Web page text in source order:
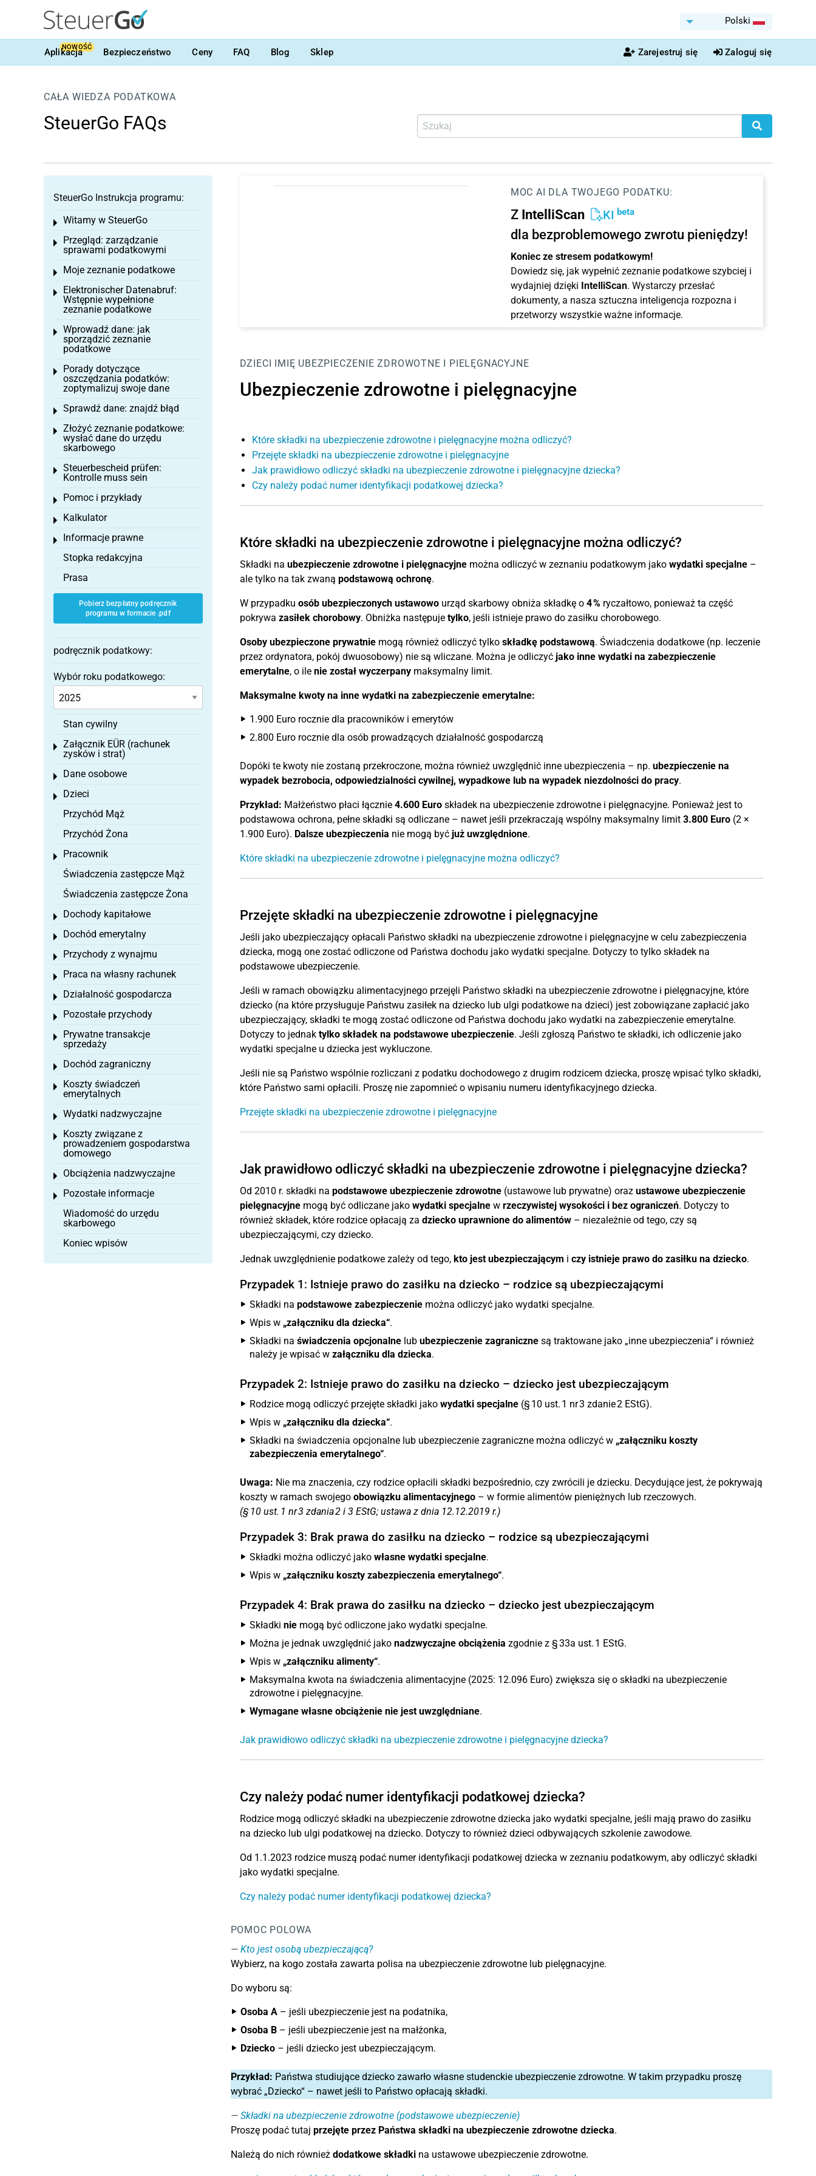
Polski
Aplikacja
NOWOŚĆ Bezpieczeństwo Ceny FAQ Blog Sklep Zarejestruj się Zaloguj się
CAŁA WIEDZA PODATKOWA
SteuerGo FAQs
MOC AI DLA TWOJEGO PODATKU:
Z IntelliScan KI beta
dla bezproblemowego zwrotu pieniędzy!
Koniec ze stresem podatkowym!
Dowiedz się, jak wypełnić zeznanie podatkowe szybciej i
wydajniej dzięki IntelliScan. Wystarczy przesłać
dokumenty, a nasza sztuczna inteligencja rozpozna i
przetworzy wszystkie ważne informacje.
DZIECI IMIĘ UBEZPIECZENIE ZDROWOTNE I PIELĘGNACYJNE
Ubezpieczenie zdrowotne i pielęgnacyjne
Które składki na ubezpieczenie zdrowotne i pielęgnacyjne można odliczyć?
Przejęte składki na ubezpieczenie zdrowotne i pielęgnacyjne
Jak prawidłowo odliczyć składki na ubezpieczenie zdrowotne i pielęgnacyjne dziecka?
Czy należy podać numer identyfikacji podatkowej dziecka?
Które składki na ubezpieczenie zdrowotne i pielęgnacyjne można odliczyć?
Składki na ubezpieczenie zdrowotne i pielęgnacyjnemożna odliczyć w zeznaniu podatkowym jako wydatki specjalne–
ale tylko na tak zwaną podstawową ochronę.
W przypadku osób ubezpieczonych ustawowourząd skarbowy obniża składkę o 4 %ryczałtowo, ponieważ ta część
pokrywa zasiłek chorobowy. Obniżka następuje tylko, jeśli istnieje prawo do zasiłku chorobowego.
Osoby ubezpieczone prywatniemogą również odliczyć tylko składkę podstawową. Świadczenia dodatkowe (np. leczenie
przez ordynatora, pokój dwuosobowy) nie są wliczane. Można je odliczyć jako inne wydatki na zabezpieczenie
emerytalne, o ile nie został wyczerpanymaksymalny limit.
Maksymalne kwoty na inne wydatki na zabezpieczenie emerytalne:
1.900 Euro rocznie dla pracowników i emerytów
2.800 Euro rocznie dla osób prowadzących działalność gospodarczą
Dopóki te kwoty nie zostaną przekroczone, można również uwzględnić inne ubezpieczenia – np. ubezpieczenie na
wypadek bezrobocia, odpowiedzialności cywilnej, wypadkowe lub na wypadek niezdolności do pracy.
Przykład: Małżeństwo płaci łącznie 4.600 Euroskładek na ubezpieczenie zdrowotne i pielęgnacyjne. Ponieważ jest to
podstawowa ochrona, pełne składki są odliczane – nawet jeśli przekraczają wspólny maksymalny limit 3.800 Euro(2 ×
1.900 Euro). Dalsze ubezpieczenia nie mogą być już uwzględnione.
Które składki na ubezpieczenie zdrowotne i pielęgnacyjne można odliczyć?
Przejęte składki na ubezpieczenie zdrowotne i pielęgnacyjne
Jeśli jako ubezpieczający opłacali Państwo składki na ubezpieczenie zdrowotne i pielęgnacyjne w celu zabezpieczenia
dziecka, mogą one zostać odliczone od Państwa dochodu jako wydatki specjalne. Dotyczy to tylko składek na
podstawowe ubezpieczenie.
Jeśli w ramach obowiązku alimentacyjnego przejęli Państwo składki na ubezpieczenie zdrowotne i pielęgnacyjne, które
dziecko (na które przysługuje Państwu zasiłek na dziecko lub ulgi podatkowe na dzieci) jest zobowiązane zapłacić jako
ubezpieczający, składki te mogą zostać odliczone od Państwa dochodu jako wydatki na zabezpieczenie emerytalne.
Dotyczy to jednak tylko składek na podstawowe ubezpieczenie. Jeśli zgłoszą Państwo te składki, ich odliczenie jako
wydatki specjalne u dziecka jest wykluczone.
Jeśli nie są Państwo wspólnie rozliczani z podatku dochodowego z drugim rodzicem dziecka, proszę wpisać tylko składki,
które Państwo sami opłacili. Proszę nie zapomnieć o wpisaniu numeru identyfikacyjnego dziecka.
Przejęte składki na ubezpieczenie zdrowotne i pielęgnacyjne
Jak prawidłowo odliczyć składki na ubezpieczenie zdrowotne i pielęgnacyjne dziecka?
Od 2010 r. składki na podstawowe ubezpieczenie zdrowotne(ustawowe lub prywatne) oraz ustawowe ubezpieczenie
pielęgnacyjnemogą być odliczane jako wydatki specjalnew rzeczywistej wysokości i bez ograniczeń. Dotyczy to
również składek, które rodzice opłacają za dziecko uprawnione do alimentów– niezależnie od tego, czy są
ubezpieczającymi, czy dziecko.
Jednak uwzględnienie podatkowe zależy od tego, kto jest ubezpieczającym i czy istnieje prawo do zasiłku na dziecko.
Przypadek 1: Istnieje prawo do zasiłku na dziecko – rodzice są ubezpieczającymi
Składki na podstawowe zabezpieczeniemożna odliczyć jako wydatki specjalne.
Wpis w „załączniku dla dziecka“.
Składki na świadczenia opcjonalnelub ubezpieczenie zagranicznesą traktowane jako „inne ubezpieczenia“ i również
należy je wpisać w załączniku dla dziecka.
Przypadek 2: Istnieje prawo do zasiłku na dziecko – dziecko jest ubezpieczającym
Rodzice mogą odliczyć przejęte składki jako wydatki specjalne(§ 10 ust. 1 nr 3 zdanie 2 EStG).
Wpis w „załączniku dla dziecka“.
Składki na świadczenia opcjonalne lub ubezpieczenie zagraniczne można odliczyć w „załączniku koszty
zabezpieczenia emerytalnego“.
Uwaga: Nie ma znaczenia, czy rodzice opłacili składki bezpośrednio, czy zwrócili je dziecku. Decydujące jest, że pokrywają
koszty w ramach swojego obowiązku alimentacyjnego– w formie alimentów pieniężnych lub rzeczowych.
(§ 10 ust. 1 nr 3 zdania 2 i 3 EStG; ustawa z dnia 12.12.2019 r.)
Przypadek 3: Brak prawa do zasiłku na dziecko – rodzice są ubezpieczającymi
Składki można odliczyć jako własne wydatki specjalne.
Wpis w „załączniku koszty zabezpieczenia emerytalnego“.
Przypadek 4: Brak prawa do zasiłku na dziecko – dziecko jest ubezpieczającym
Składki niemogą być odliczone jako wydatki specjalne.
Można je jednak uwzględnić jako nadzwyczajne obciążenia zgodnie z § 33a ust. 1 EStG.
Wpis w „załączniku alimenty“.
Maksymalna kwota na świadczenia alimentacyjne (2025: 12.096 Euro) zwiększa się o składki na ubezpieczenie
zdrowotne i pielęgnacyjne.
Wymagane własne obciążenie nie jest uwzględniane.
Jak prawidłowo odliczyć składki na ubezpieczenie zdrowotne i pielęgnacyjne dziecka?
Czy należy podać numer identyfikacji podatkowej dziecka?
Rodzice mogą odliczyć składki na ubezpieczenie zdrowotne dziecka jako wydatki specjalne, jeśli mają prawo do zasiłku
na dziecko lub ulgi podatkowej na dziecko. Dotyczy to również dzieci odbywających szkolenie zawodowe.
Od 1.1.2023 rodzice muszą podać numer identyfikacji podatkowej dziecka w zeznaniu podatkowym, aby odliczyć składki
jako wydatki specjalne.
Czy należy podać numer identyfikacji podatkowej dziecka?
POMOC POLOWA
Kto jest osobą ubezpieczającą?
Wybierz, na kogo została zawarta polisa na ubezpieczenie zdrowotne lub pielęgnacyjne.
Do wyboru są:
Osoba A– jeśli ubezpieczenie jest na podatnika,
Osoba B– jeśli ubezpieczenie jest na małżonka,
Dziecko– jeśli dziecko jest ubezpieczającym.
Przykład: Państwa studiujące dziecko zawarło własne studenckie ubezpieczenie zdrowotne. W takim przypadku proszę
wybrać „Dziecko“ – nawet jeśli to Państwo opłacają składki.
Składki na ubezpieczenie zdrowotne (podstawowe ubezpieczenie)
Proszę podać tutaj przejęte przez Państwa składki na ubezpieczenie zdrowotne dziecka.
Należą do nich również dodatkowe składkina ustawowe ubezpieczenie zdrowotne.
SteuerGo Instrukcja programu:
Witamy w SteuerGo
Toggle menu
Przegląd: zarządzanie
sprawami podatkowymi
Toggle menu
Moje zeznanie podatkowe
Toggle menu
Elektronischer Datenabruf:
Wstępnie wypełnione
zeznanie podatkowe
Toggle menu
Wprowadź dane: jak
sporządzić zeznanie
podatkowe
Toggle menu
Porady dotyczące
oszczędzania podatków:
zoptymalizuj swoje dane
Toggle menu
Sprawdź dane: znajdź błąd
Toggle menu
Złożyć zeznanie podatkowe:
wysłać dane do urzędu
skarbowego
Toggle menu
Steuerbescheid prüfen:
Kontrolle muss sein
Toggle menu
Pomoc i przykłady
Toggle menu
Kalkulator
Toggle menu
Informacje prawne
Toggle menu
Stopka redakcyjna
Prasa
Pobierz bezpłatny podręcznik
programu w formacie .pdf
podręcznik podatkowy:
Wybór roku podatkowego:
Stan cywilny
Załącznik EÜR (rachunek
zysków i strat)
Toggle menu
Dane osobowe
Toggle menu
Dzieci
Toggle menu
Przychód Mąż
Przychód Żona
Pracownik
Toggle menu
Świadczenia zastępcze Mąż
Świadczenia zastępcze Żona
Dochody kapitałowe
Toggle menu
Dochód emerytalny
Toggle menu
Przychody z wynajmu
Toggle menu
Praca na własny rachunek
Toggle menu
Działalność gospodarcza
Toggle menu
Pozostałe przychody
Toggle menu
Prywatne transakcje
sprzedaży
Toggle menu
Dochód zagraniczny
Toggle menu
Koszty świadczeń
emerytalnych
Toggle menu
Wydatki nadzwyczajne
Toggle menu
Koszty związane z
prowadzeniem gospodarstwa
domowego
Toggle menu
Obciążenia nadzwyczajne
Toggle menu
Pozostałe informacje
Toggle menu
Wiadomość do urzędu
skarbowego
Koniec wpisów